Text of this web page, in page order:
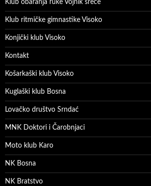
Klub obaranja ruke Vojnik sreće
Klub ritmičke gimnastike Visoko
Konjički klub Visoko
Kontakt
Košarkaški klub Visoko
Kuglaški klub Bosna
Lovačko društvo Srndać
MNK Doktori i Čarobnjaci
Moto klub Karo
NK Bosna
NK Bratstvo